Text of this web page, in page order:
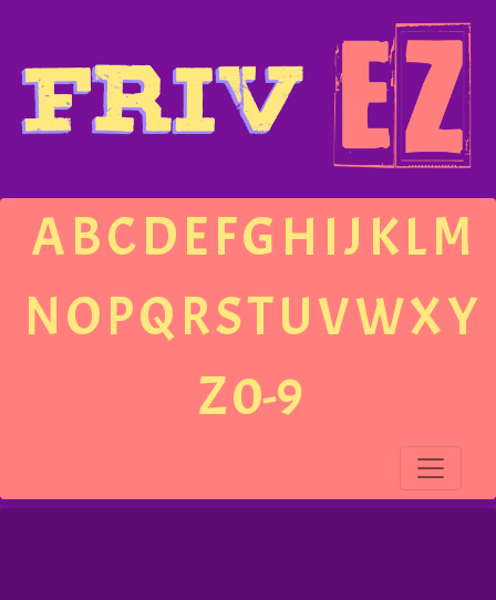
ABCDEFGH IJ KLM
NOPQRSTUVWXY
Z0-9